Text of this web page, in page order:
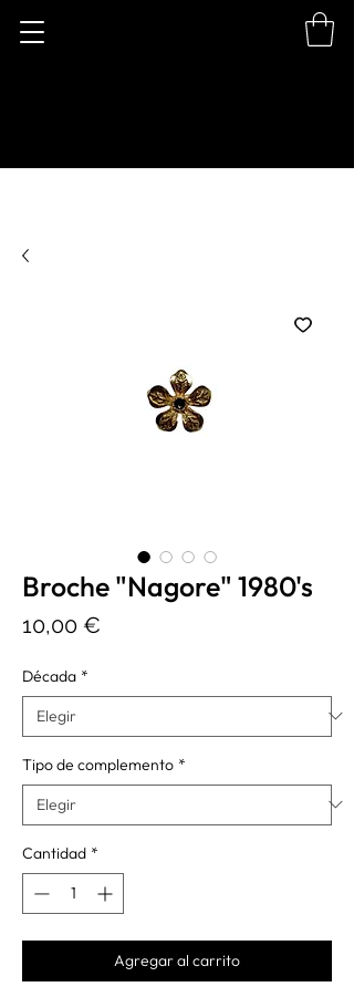
Broche "Nagore" 1980's
10,00 €
Década *
Tipo de complemento *
Cantidad *
Agregar al carrito